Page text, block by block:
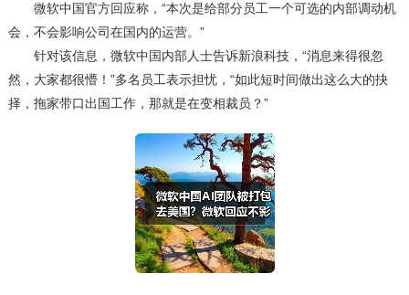
微软中国官方回应称，“本次是给部分员工一个可选的内部调动机
会，不会影响公司在国内的运营。”
针对该信息，微软中国内部人士告诉新浪科技，“消息来得很忽
然，大家都很懵！”多名员工表示担忧，“如此短时间做出这么大的抉
择，拖家带口出国工作，那就是在变相裁员？”